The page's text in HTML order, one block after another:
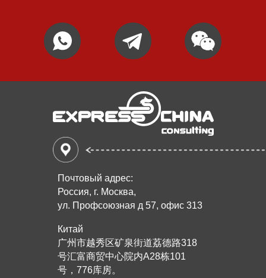
Почтовый адрес:
Россия, г. Москва,
ул. Профсоюзная д 57, офис 313
Китай
广州市越秀区矿泉街道荔德路318
号汇富商贸中心院内A28栋101
号，776库房。